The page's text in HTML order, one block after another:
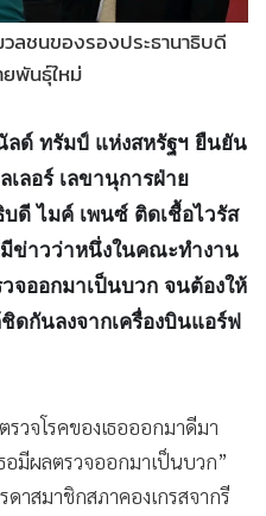
วลชนของรองประธานาธิบดี
ยพันธุ์ใหม่
ลด์ ทรัมป์ แห่งสหรัฐฯ ยืนยัน
ลอร์ เลขานุการฝ่าย
ดี ไมค์ เพนซ์ ติดเชื้อไวรัส
มีข่าวว่าหนึ่งในคณะทำงาน
จออกมาเป็นบวก จนต้องให้
ดกันลงจากเครื่องบินแอร์ฟ
วจโรคของเธอออกมาดีมา
มีผลตรวจออกมาเป็นบวก”
าสมาชิกสภาคองเกรสจากรี